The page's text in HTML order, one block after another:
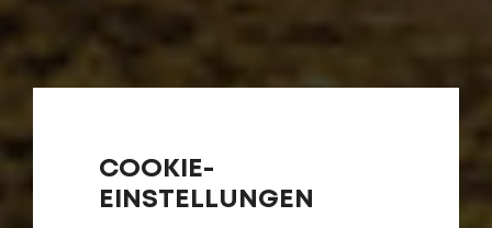
COOKIE-
EINSTELLUNGEN